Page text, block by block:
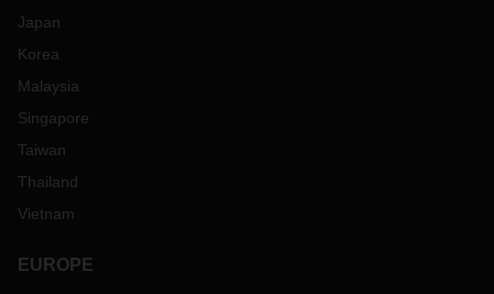
Japan
Korea
Malaysia
Singapore
Taiwan
Thailand
Vietnam
EUROPE